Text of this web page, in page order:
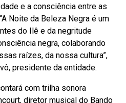
e a consciência entre as
Noite da Beleza Negra é um
do Ilê e da negritude
negra, colaborando
raízes, da nossa cultura”,
presidente da entidade.
com trilha sonora
diretor musical do Bando